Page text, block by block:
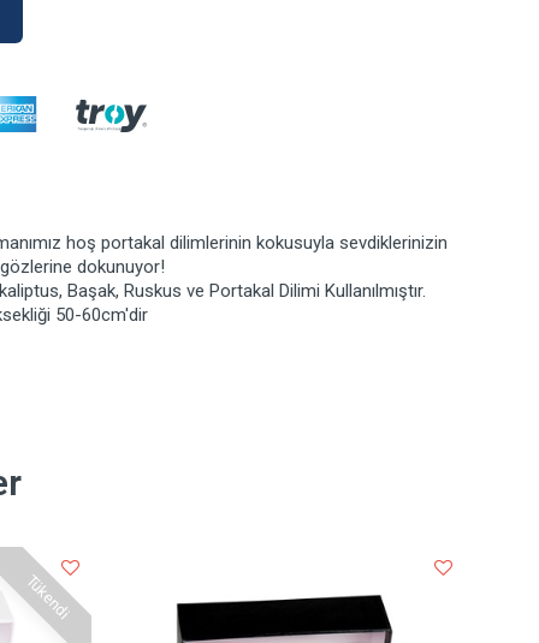
hoş portakal dilimlerinin kokusuyla sevdiklerinizin
dokunuyor!
Başak, Ruskus ve Portakal Dilimi Kullanılmıştır.
50-60cm'dir
Tükendi